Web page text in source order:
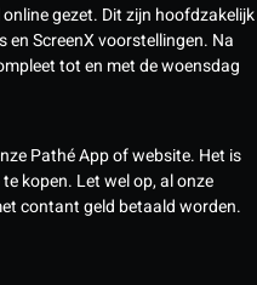
gezet. Dit zijn hoofdzakelijk
en ScreenX voorstellingen. Na
tot en met de woensdag
Pathé App of website. Het is
kopen. Let wel op, al onze
contant geld betaald worden.